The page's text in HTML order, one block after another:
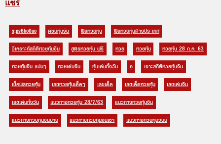
แชร์
s;ps6ho0uo ดัชนีหุ้นจีน ผลหวยหุ้น
ผลหวยหุ้นต่างประเทศ
วิเคราะห์สถิติหวยหุ้นจีน
สูตรหวยหุ้น ฟรี หวย หวยหุ้น
หวยหุ้น 28 ก.ค. 63
หวยหุ้นจีน แม่นๆ
หวยเด่นจีน หุ้นเด่นทั้งวัน อ
เจาะสถิติหวยหุ้นจีน
เช็คผลหวยหุ้น
เลขหวยหุ้นเด็ดๆ เลขเด็ด เลขเด็ดหวยหุ้น
เลขเด่นจีน
เลขเด่นทั้งวัน
แนวทางหวยหุ้น 28/7/63
แนวทางหวยหุ้นจีน
แนวทางหวยหุ้นจีนบ่าย
แนวทางหวยหุ้นจีนเช้า แนวทางหวยหุ้นวันนี้